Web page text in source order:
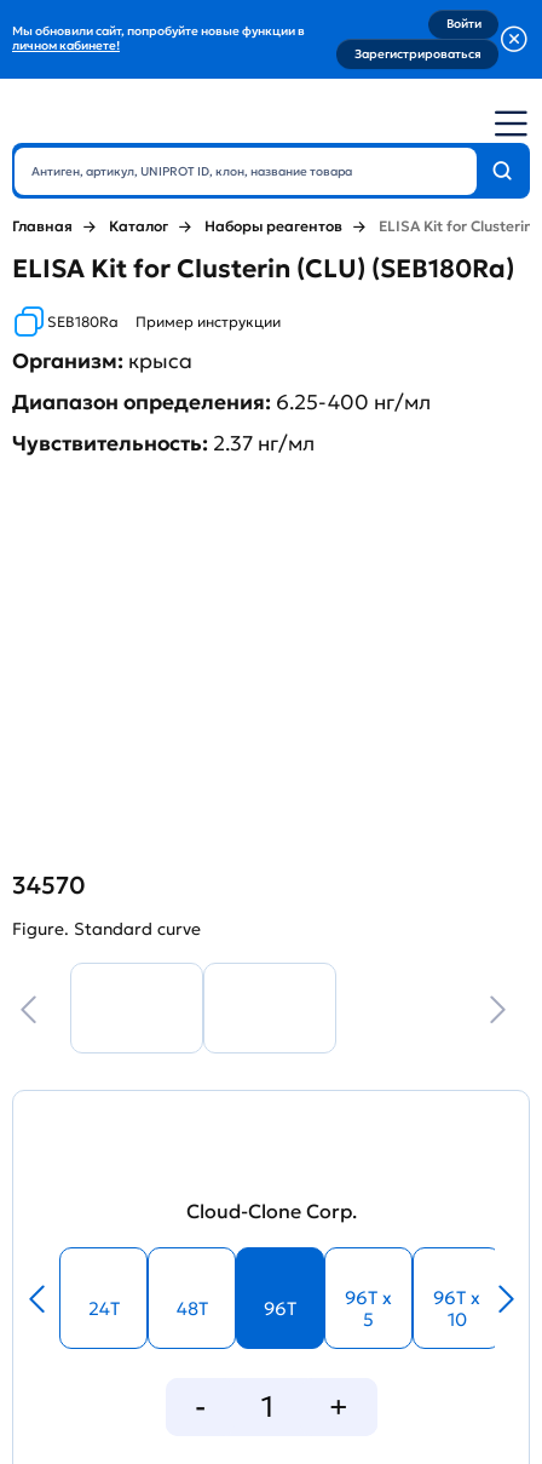
Мы обновили сайт, попробуйте новые функции в
личном кабинете!
Войти
Зарегистрироваться
Главная Каталог Наборы реагентов ELISA Kit for Clusterin
ELISA Kit for Clusterin (CLU) (SEB180Ra)
SEB180Ra Пример инструкции
Организм: крыса
Диапазон определения: 6.25-400 нг/мл
Чувствительность: 2.37 нг/мл
34570
Figure. Standard curve
Cloud-Clone Corp.
24T 48T 96T
96T x
5
96T x
10